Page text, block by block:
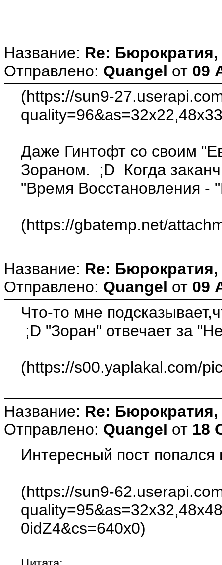
Название: Re: Бюрократия,
Отправлено: Quangel от 09
(https://sun9-
Даже Гинтофт со своим
Зораном. ;D Когда
"Время Восстановления -
(https://gbatemp.net/
Название: Re: Бюрократия,
Отправлено: Quangel от 09
Что-то мне
;D "Зоран" отвечает за
(https://s00.yaplakal.com/
Название: Re: Бюрократия,
Отправлено: Quangel от 18
Интересный пост попался
(https://sun9-
0idZ4&cs=640x0)